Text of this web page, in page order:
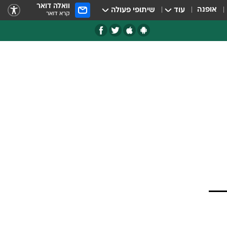
אופנה עוד שיתופי פעולה וואלה דואר
קרא דואר